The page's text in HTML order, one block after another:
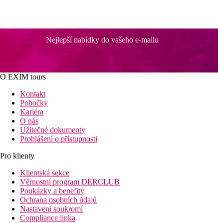
Nejlepší nabídky do vašeho e-mailu
O EXIM tours
Kontakt
Pobočky
Kariéra
O nás
Užitečné dokumenty
Prohlášení o přístupnosti
Pro klienty
Klientská sekce
Věrnostní program DERCLUB
Poukázky a benefity
Ochrana osobních údajů
Nastavení soukromí
Compliance linka